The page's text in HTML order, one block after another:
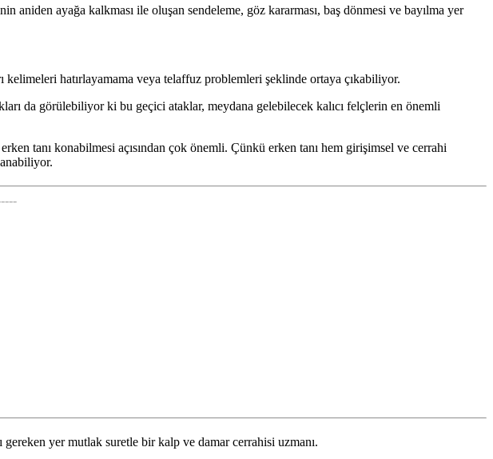
aniden ayağa kalkması ile oluşan sendeleme, göz kararması, baş dönmesi ve bayılma yer
hatırlayamama veya telaffuz problemleri şeklinde ortaya çıkabiliyor.
da görülebiliyor ki bu geçici ataklar, meydana gelebilecek kalıcı felçlerin en önemli
tanı konabilmesi açısından çok önemli. Çünkü erken tanı hem girişimsel ve cerrahi
yer mutlak suretle bir kalp ve damar cerrahisi uzmanı.